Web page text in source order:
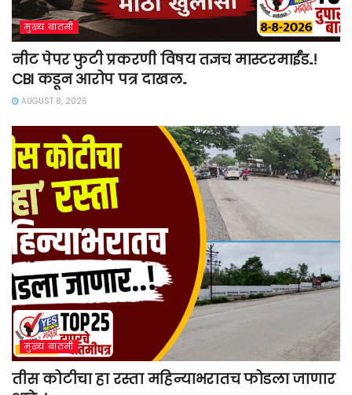
मुख्य बातमी
नीट पेपर फुटी प्रकरणी विषय तज्ञच मास्टरमाईंड..!
CBI कडून आरोप पत्र दाखल..
AUGUST 8, 2026
मुख्य बातमी
तीस कोटीचा हा रस्ता महिन्याभरातच फोडला जाणार